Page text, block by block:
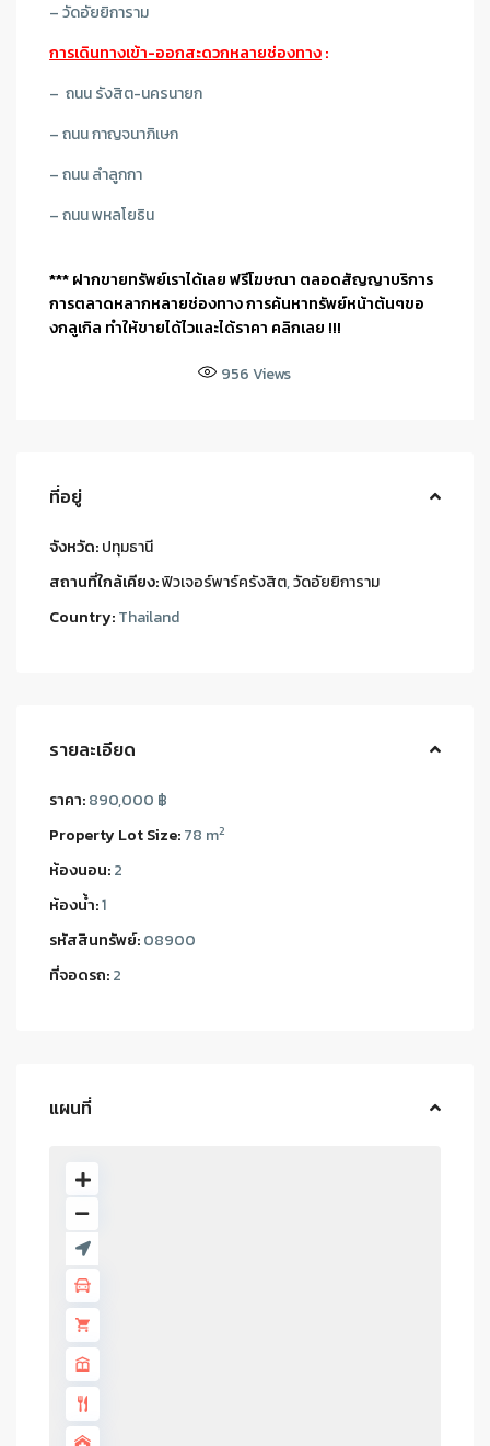
– วัดอัยยิการาม
การเดินทางเข้า-ออกสะดวกหลายช่องทาง:
– ถนน รังสิต-นครนายก
– ถนน กาญจนาภิเษก
– ถนน ลำลูกกา
– ถนน พหลโยธิน
*** ฝากขายทรัพย์เราได้เลย ฟรีโฆษณา ตลอดสัญญาบริการ
การตลาดหลากหลายช่องทาง การค้นหาทรัพย์หน้าต้นๆขอ
งกลูเกิล ทำให้ขายได้ไวและได้ราคา คลิกเลย !!!
956Views
ที่อยู่
จังหวัด:ปทุมธานี
สถานที่ใกล้เคียง:ฟิวเจอร์พาร์ครังสิต,วัดอัยยิการาม
Country:Thailand
รายละเอียด
ราคา:890,000 ฿
Property Lot Size:78 m2
ห้องนอน:2
ห้องน้ำ:1
รหัสสินทรัพย์:08900
ที่จอดรถ:2
แผนที่